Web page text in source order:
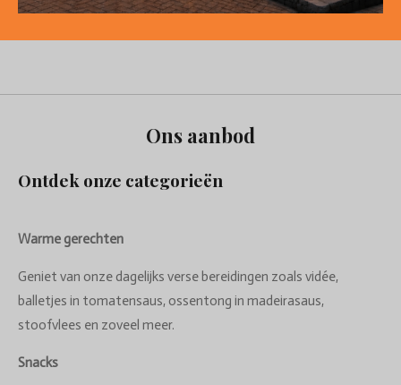
Ons aanbod
Ontdek onze categorieën
Warme gerechten
Geniet van onze dagelijks verse bereidingen zoals vidée,
balletjes in tomatensaus, ossentong in madeirasaus,
stoofvlees en zoveel meer.
Snacks